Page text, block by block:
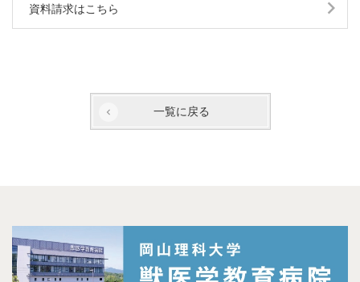
資料請求はこちら
一覧に戻る